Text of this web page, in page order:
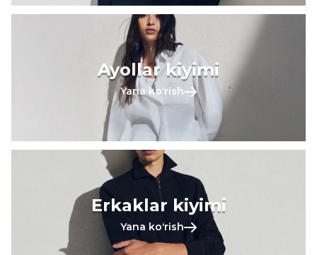
Ayollar kiyimi
Yana koʻrish
Erkaklar kiyimi
Yana koʻrish